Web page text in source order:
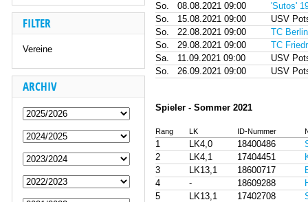
FILTER
Vereine
ARCHIV
So.
08.08.2021 09:00
'Sutos'
So.
15.08.2021 09:00
USV
So.
22.08.2021 09:00
TC
So.
29.08.2021 09:00
TC
Sa.
11.09.2021 09:00
USV
So.
26.09.2021 09:00 USV
Spieler - Sommer 2021
Rang LK ID-Nummer
1 LK4,0 18400486
2
LK4,1 17404451
3
LK13,1 18600717
4
- 18609288
5
LK13,1 17402708